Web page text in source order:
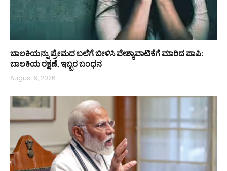
ಬಾಲಕಿಯನ್ನು ಪ್ರೇಮದ ಬಲೆಗೆ ಬೀಳಿಸಿ ವೇಶ್ಯಾವಾಟಿಕೆಗೆ ಮಾರಿದ ಪಾಪಿ:
ಬಾಲಕಿಯ ರಕ್ಷಣೆ, ಇಬ್ಬರ ಬಂಧನ
August 9, 2026